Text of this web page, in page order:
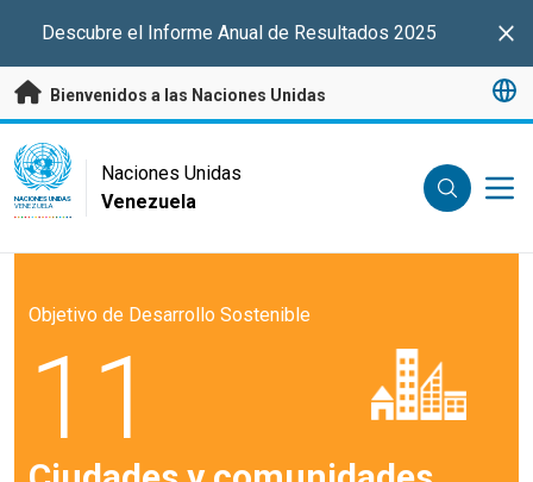
Descubre el Informe Anual de Resultados 2025
Bienvenidos a las Naciones Unidas
UN Logo
NACIONES UNIDAS
VENEZUELA
Naciones Unidas
Venezuela
Objetivo de Desarrollo Sostenible
11